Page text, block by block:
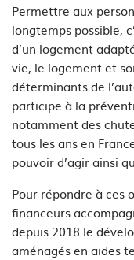
Permettre aux
longtemps possible,
d’un logement
vie, le logement et
déterminants de
participe à la
notamment des
tous les ans en
pouvoir d’agir ainsi
Pour répondre à ces
financeurs
depuis 2018 le
aménagés en aides